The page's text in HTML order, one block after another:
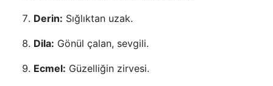
Derin: Sığlıktan uzak.
Dila: Gönül çalan, sevgili.
Ecmel: Güzelliğin zirvesi.